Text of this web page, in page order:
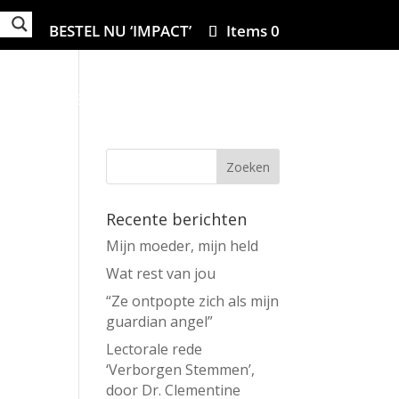
BESTEL NU ‘IMPACT’ Items 0
MIJN BOEKEN
Recente berichten
Mijn moeder, mijn held
Wat rest van jou
“Ze ontpopte zich als mijn
guardian angel”
Lectorale rede
‘Verborgen Stemmen’,
door Dr. Clementine